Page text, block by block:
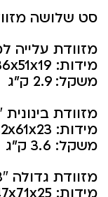
סט שלושה
מזוודת עלייה
מידות: 36x51x19 ס”מ, נפח: 35 ליטר
משקל: 2.9 ק”ג
מזוודת בינונית 24″
מידות: 42x61x23 ס”מ, נפח: 59 ליטר
משקל: 3.6 ק”ג
מזוודת גדולה 28″
מידות: 47x71x25 ס”מ, נפח: 83 ליטר